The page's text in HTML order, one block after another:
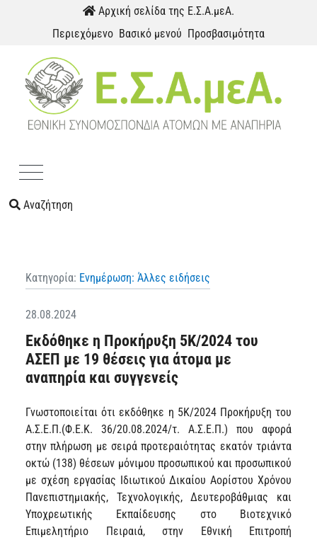
Παράκαμψη προς το περιεχόμενοΑρχική σελίδα της Ε.Σ.Α.μεΑ.
Περιεχόμενο Βασικό μενού Προσβασιμότητα
Αναζήτηση
Κατηγορία: Ενημέρωση: Άλλες ειδήσεις
28.08.2024
Εκδόθηκε η Προκήρυξη 5Κ/2024 του
ΑΣΕΠ με 19 θέσεις για άτομα με
αναπηρία και συγγενείς
Γνωστοποιείται ότι εκδόθηκε η 5Κ/2024 Προκήρυξη του
Α.Σ.Ε.Π.(Φ.Ε.Κ. 36/20.08.2024/τ. Α.Σ.Ε.Π.) που αφορά
στην πλήρωση με σειρά προτεραιότητας εκατόν τριάντα
οκτώ (138) θέσεων μόνιμου προσωπικού και προσωπικού
με σχέση εργασίας Ιδιωτικού Δικαίου Αορίστου Χρόνου
Πανεπιστημιακής, Τεχνολογικής, Δευτεροβάθμιας και
Υποχρεωτικής Εκπαίδευσης στο Βιοτεχνικό
Επιμελητήριο Πειραιά, στην Εθνική Επιτροπή